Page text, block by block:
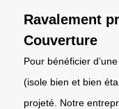
Ravalement
Couverture
Pour bénéficier
(isole bien et bien
projeté. Notre